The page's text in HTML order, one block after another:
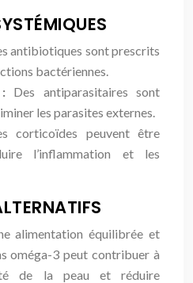
antibiotiques sont prescrits
bactériennes.
Des antiparasitaires sont
les parasites externes.
corticoïdes peuvent être
l’inflammation et les
alimentation équilibrée et
oméga-3 peut contribuer à
de la peau et réduire